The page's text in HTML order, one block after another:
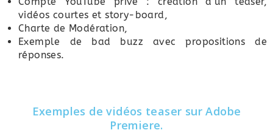
vidéos courtes et story-board,
Charte de Modération,
Exemple de bad buzz avec propositions de
réponses.
Exemples de vidéos teaser sur Adobe
Premiere.